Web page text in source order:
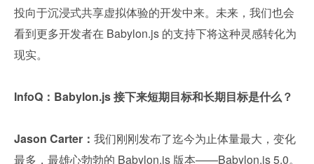
投向于沉浸式共享虚拟体验的开发中来。未来，我们也会
看到更多开发者在 Babylon.js 的支持下将这种灵感转化为
现实。
InfoQ：Babylon.js 接下来短期目标和长期目标是什么？
Jason Carter： 我们刚刚发布了迄今为止体量最大，变化
最多，最雄心勃勃的 Babylon.js 版本——Babylon.js 5.0。